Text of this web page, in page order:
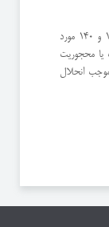
ماده 161 - مقررات مواد 136 - 137 - 138 - 139 و 140 مورد
محجوریت
انحلال